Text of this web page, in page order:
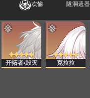
欢愉 隧洞遗器
开拓者•毁灭 克拉拉